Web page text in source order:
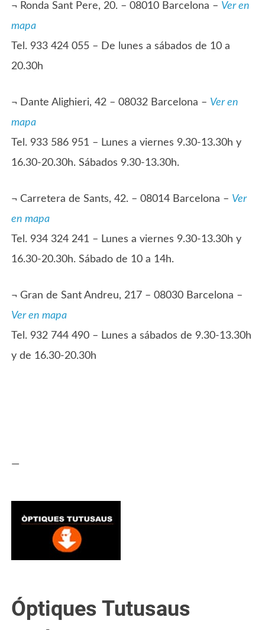
¬ Ronda Sant Pere, 20. – 08010 Barcelona – Ver en
mapa
Tel. 933 424 055 – De lunes a sábados de 10 a
20.30h
¬ Dante Alighieri, 42 – 08032 Barcelona – Ver en
mapa
Tel. 933 586 951 – Lunes a viernes 9.30-13.30h y
16.30-20.30h. Sábados 9.30-13.30h.
¬ Carretera de Sants, 42. – 08014 Barcelona – Ver
en mapa
Tel. 934 324 241 – Lunes a viernes 9.30-13.30h y
16.30-20.30h. Sábado de 10 a 14h.
¬ Gran de Sant Andreu, 217 – 08030 Barcelona –
Ver en mapa
Tel. 932 744 490 – Lunes a sábados de 9.30-13.30h
y de 16.30-20.30h
—
Óptiques Tutusaus